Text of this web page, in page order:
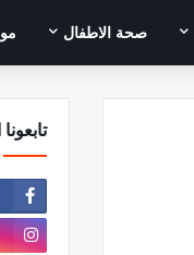
صحة الاطفال